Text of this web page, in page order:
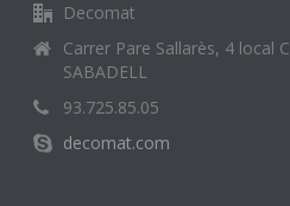
Decomat
Carrer Pare Sallarès, 4 local C
SABADELL
93.725.85.05
decomat.com